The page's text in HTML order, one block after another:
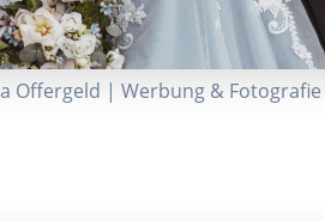
Offergeld | Werbung & Fotografie